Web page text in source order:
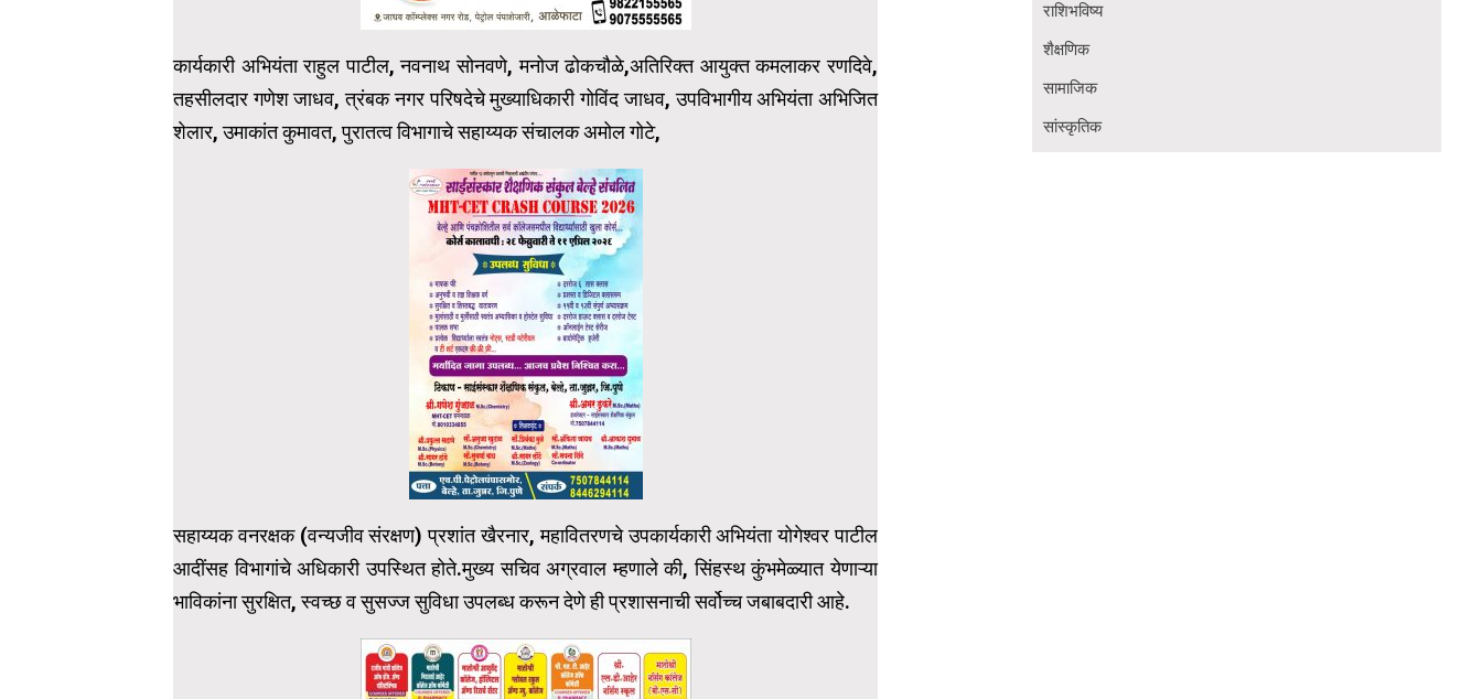
कार्यकारी अभियंता राहुल पाटील, नवनाथ सोनवणे, मनोज ढोकचौळे,अतिरिक्त आयुक्त कमलाकर रणदिवे,
तहसीलदार गणेश जाधव, त्रंबक नगर परिषदेचे मुख्याधिकारी गोविंद जाधव, उपविभागीय अभियंता अभिजित
शेलार, उमाकांत कुमावत, पुरातत्व विभागाचे सहाय्यक संचालक अमोल गोटे,
सहाय्यक वनरक्षक (वन्यजीव संरक्षण) प्रशांत खैरनार, महावितरणचे उपकार्यकारी अभियंता योगेश्वर पाटील
आदींसह विभागांचे अधिकारी उपस्थित होते.मुख्य सचिव अग्रवाल म्हणाले की, सिंहस्थ कुंभमेळ्यात येणाऱ्या
भाविकांना सुरक्षित, स्वच्छ व सुसज्ज सुविधा उपलब्ध करून देणे ही प्रशासनाची सर्वोच्च जबाबदारी आहे.
राशिभविष्य
शैक्षणिक
सामाजिक
सांस्कृतिक